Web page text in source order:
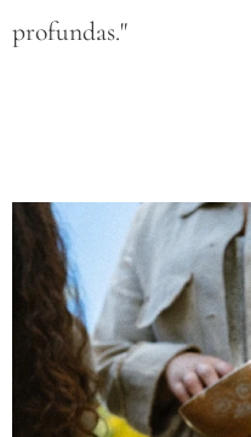
profundas."